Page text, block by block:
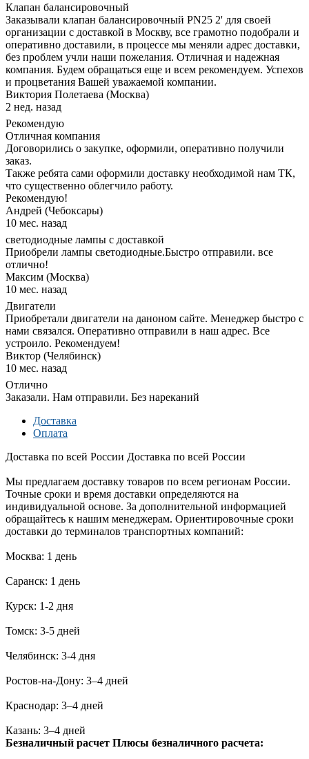
Клапан балансировочный
Заказывали клапан балансировочный PN25 2' для своей
организации с доставкой в Москву, все грамотно подобрали и
оперативно доставили, в процессе мы меняли адрес доставки,
без проблем учли наши пожелания. Отличная и надежная
компания. Будем обращаться еще и всем рекомендуем. Успехов
и процветания Вашей уважаемой компании.
Виктория Полетаева (Москва)
2 нед. назад
Рекомендую
Отличная компания
Договорились о закупке, оформили, оперативно получили
заказ.
Также ребята сами оформили доставку необходимой нам ТК,
что существенно облегчило работу.
Рекомендую!
Андрей (Чебоксары)
10 мес. назад
светодиодные лампы с доставкой
Приобрели лампы светодиодные.Быстро отправили. все
отлично!
Максим (Москва)
10 мес. назад
Двигатели
Приобретали двигатели на даноном сайте. Менеджер быстро с
нами связался. Оперативно отправили в наш адрес. Все
устроило. Рекомендуем!
Виктор (Челябинск)
10 мес. назад
Отлично
Заказали. Нам отправили. Без нареканий
Доставка
Оплата
Доставка по всей России Доставка по всей России
Мы предлагаем доставку товаров по всем регионам России.
Точные сроки и время доставки определяются на
индивидуальной основе. За дополнительной информацией
обращайтесь к нашим менеджерам. Ориентировочные сроки
доставки до терминалов транспортных компаний:
Москва: 1 день
Саранск: 1 день
Курск: 1-2 дня
Томск: 3-5 дней
Челябинск: 3-4 дня
Ростов-на-Дону: 3–4 дней
Краснодар: 3–4 дней
Казань: 3–4 дней
Безналичный расчет Плюсы безналичного расчета: